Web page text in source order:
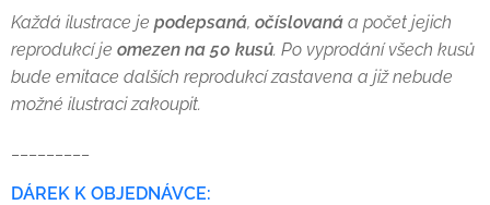
Každá ilustrace je podepsaná, očíslovaná a počet jejich
reprodukcí je omezen na 50 kusů. Po vyprodání všech kusů
bude emitace dalších reprodukcí zastavena a již nebude
možné ilustraci zakoupit.
DÁREK K OBJEDNÁVCE: